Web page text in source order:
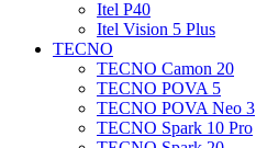
Itel P40
Itel Vision 5 Plus
TECNO
TECNO Camon 20
TECNO POVA 5
TECNO POVA Neo 3
TECNO Spark 10 Pro